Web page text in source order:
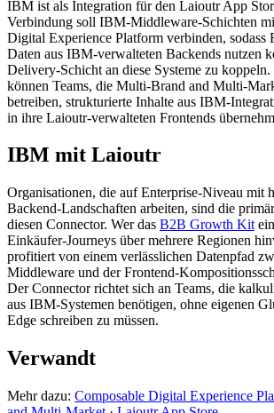
IBM ist als Integration für den Laioutr App
Verbindung soll IBM-Middleware-Schichten
Digital Experience Platform verbinden, sodass
Daten aus IBM-verwalteten Backends nutzen
Delivery-Schicht an diese Systeme zu
können Teams, die Multi-Brand and Multi-
betreiben, strukturierte Inhalte aus IBM-
in ihre Laioutr-verwalteten Frontends
IBM mit Laioutr
Organisationen, die auf Enterprise-Niveau mit
Backend-Landschaften arbeiten, sind die
diesen Connector. Wer das B2B Growth Kit
Einkäufer-Journeys über mehrere Regionen
profitiert von einem verlässlichen Datenpfad
Middleware und der Frontend-
Der Connector richtet sich an Teams, die
aus IBM-Systemen benötigen, ohne eigenen
Edge schreiben zu müssen.
Verwandt
Mehr dazu: Composable Digital Experience